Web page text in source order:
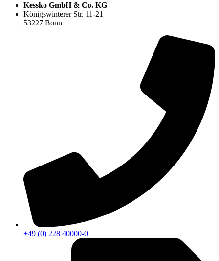
Kessko GmbH & Co. KG
Königswinterer Str. 11-21
53227 Bonn
+49 (0) 228 40000-0